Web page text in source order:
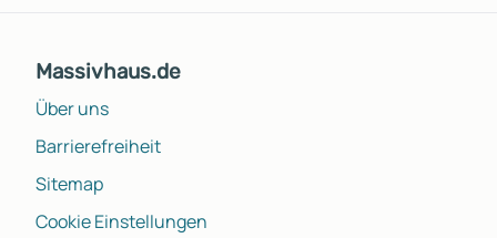
Massivhaus.de
Über uns
Barrierefreiheit
Sitemap
Cookie Einstellungen